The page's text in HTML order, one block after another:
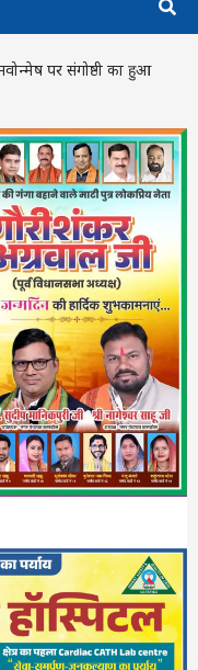
पर संगोष्ठी का हुआ